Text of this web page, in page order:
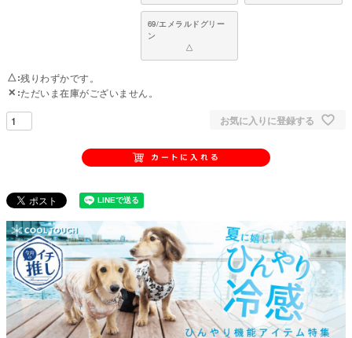
69/エメラルドグリー
ン
△
△ 残りわずかです。
✕ ただいま在庫がございません。
お気に入りに登録する